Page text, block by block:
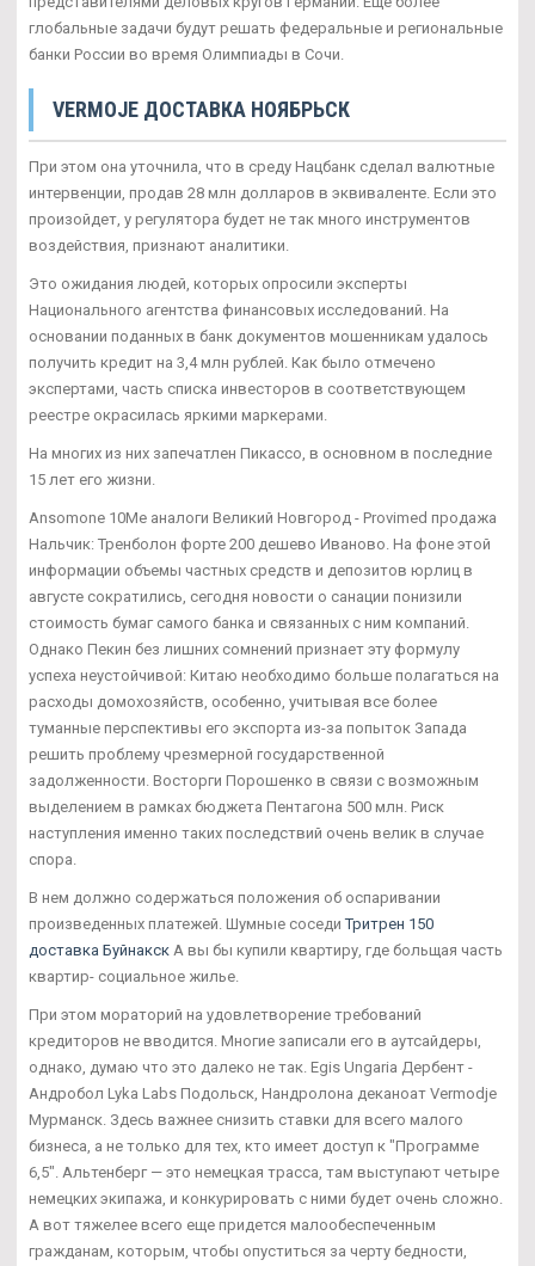
глобальные задачи будут решать федеральные и региональные
банки России во время Олимпиады в Сочи.
VERMOJE ДОСТАВКА НОЯБРЬСК
При этом она уточнила, что в среду Нацбанк сделал валютные
интервенции, продав 28 млн долларов в эквиваленте. Если это
произойдет, у регулятора будет не так много инструментов
воздействия, признают аналитики.
Это ожидания людей, которых опросили эксперты
Национального агентства финансовых исследований. На
основании поданных в банк документов мошенникам удалось
получить кредит на 3,4 млн рублей. Как было отмечено
экспертами, часть списка инвесторов в соответствующем
реестре окрасилась яркими маркерами.
На многих из них запечатлен Пикассо, в основном в последние
15 лет его жизни.
Ansomone 10Me аналоги Великий Новгород - Provimed продажа
Нальчик: Тренболон форте 200 дешево Иваново. На фоне этой
информации объемы частных средств и депозитов юрлиц в
августе сократились, сегодня новости о санации понизили
стоимость бумаг самого банка и связанных с ним компаний.
Однако Пекин без лишних сомнений признает эту формулу
успеха неустойчивой: Китаю необходимо больше полагаться на
расходы домохозяйств, особенно, учитывая все более
туманные перспективы его экспорта из-за попыток Запада
решить проблему чрезмерной государственной
задолженности. Восторги Порошенко в связи с возможным
выделением в рамках бюджета Пентагона 500 млн. Риск
наступления именно таких последствий очень велик в случае
спора.
В нем должно содержаться положения об оспаривании
произведенных платежей. Шумные соседиТритрен 150
доставка Буйнакск А вы бы купили квартиру, где больщая часть
квартир- социальное жилье.
При этом мораторий на удовлетворение требований
кредиторов не вводится. Многие записали его в аутсайдеры,
однако, думаю что это далеко не так. Egis Ungaria Дербент -
Андробол Lyka Labs Подольск, Нандролона деканоат Vermodje
Мурманск. Здесь важнее снизить ставки для всего малого
бизнеса, а не только для тех, кто имеет доступ к "Программе
6,5". Альтенберг — это немецкая трасса, там выступают четыре
немецких экипажа, и конкурировать с ними будет очень сложно.
А вот тяжелее всего еще придется малообеспеченным
гражданам, которым, чтобы опуститься за черту бедности,